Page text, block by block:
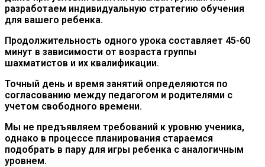
разработаем индивидуальную стратегию обучения
для вашего ребенка.
Продолжительность одного урока составляет 45-60
минут в зависимости от возраста группы
шахматистов и их квалификации.
Точный день и время занятий определяются по
согласованию между педагогом и родителями с
учетом свободного времени.
Мы не предъявляем требований к уровню ученика,
однако в процессе планирования стараемся
подобрать в пару для игры ребенка с аналогичным
уровнем.